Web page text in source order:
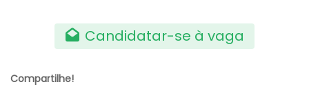
Candidatar-se à vaga
Compartilhe!